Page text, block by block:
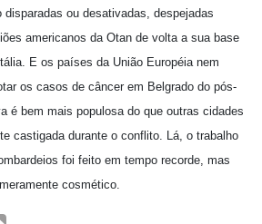
ou desativadas, despejadas
americanos da Otan de volta a sua base
E os países da União Européia nem
os casos de câncer em Belgrado do pós-
é bem mais populosa do que outras cidades
castigada durante o conflito. Lá, o trabalho
foi feito em tempo recorde, mas
cosmético.